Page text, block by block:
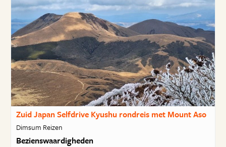
Zuid Japan Selfdrive Kyushu rondreis met Mount Aso
Dimsum Reizen
Bezienswaardigheden